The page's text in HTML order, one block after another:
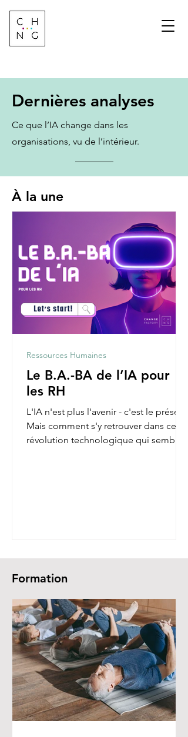
Dernières analyses
Ce que l’IA change dans les
organisations, vu de l’intérieur.
À la une
Le B.A.-BA de l’IA pour
les RH
L'IA n'est plus l'avenir - c'est le présent.
Mais comment s'y retrouver dans cette
révolution technologique qui semble
Ressources Humaines
Formation